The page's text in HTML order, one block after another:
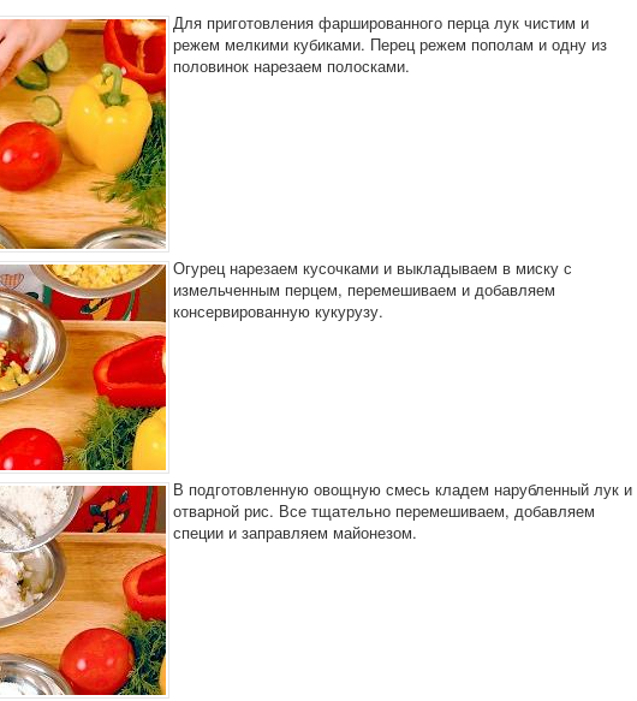
Для приготовления фаршированного перца лук чистим и
режем мелкими кубиками. Перец режем пополам и одну из
половинок нарезаем полосками.
Огурец нарезаем кусочками и выкладываем в миску с
измельченным перцем, перемешиваем и добавляем
консервированную кукурузу.
В подготовленную овощную смесь кладем нарубленный лук и
отварной рис. Все тщательно перемешиваем, добавляем
специи и заправляем майонезом.